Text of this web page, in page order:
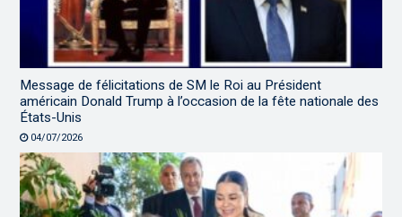
Message de félicitations de SM le Roi au Président
américain Donald Trump à l’occasion de la fête nationale des
États-Unis
04/07/2026